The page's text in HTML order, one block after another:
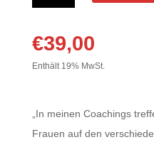
and
Shine
Hein
[Digital]
€39,00
Enthält 19% MwSt.
„In meinen Coachings
Frauen auf den